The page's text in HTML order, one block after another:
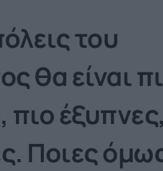
του
θα είναι
πιο
Ποιες